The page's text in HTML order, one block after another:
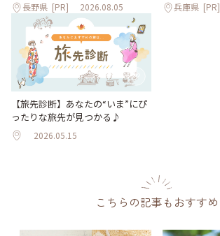
長野県 [PR] 2026.08.05 兵庫県 [PR]
【旅先診断】あなたの“いま”にぴ
ったりな旅先が見つかる♪
2026.05.15
こちらの記事もおすすめ